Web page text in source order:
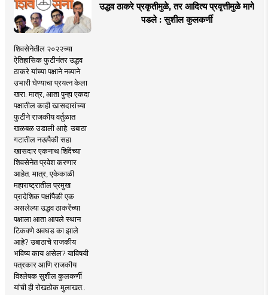
उद्धव ठाकरे प्रकृतीमुळे, तर आदित्य प्रवृत्तीमुळे मागे
पडले : सुशील कुलकर्णी
शिवसेनेतील २०२२च्या
ऐतिहासिक फुटीनंतर उद्धव
ठाकरे यांच्या पक्षाने नव्याने
उभारी घेण्याचा प्रयत्न केला
खरा. मात्र, आता पुन्हा एकदा
पक्षातील काही खासदारांच्या
फुटीने राजकीय वर्तुळात
खळबळ उडाली आहे. उबाठा
गटातील नऊपैकी सहा
खासदार एकनाथ शिंदेंच्या
शिवसेनेत प्रवेश करणार
आहेत. मात्र, एकेकाळी
महाराष्ट्रातील प्रमुख
प्रादेशिक पक्षांपैकी एक
असलेल्या उद्धव ठाकरेंच्या
पक्षाला आता आपले स्थान
टिकवणे अवघड का झाले
आहे? उबाठाचे राजकीय
भविष्य काय असेल? याविषयी
पत्रकार आणि राजकीय
विश्लेषक सुशील कुलकर्णी
यांची ही रोखठोक मुलाखत..